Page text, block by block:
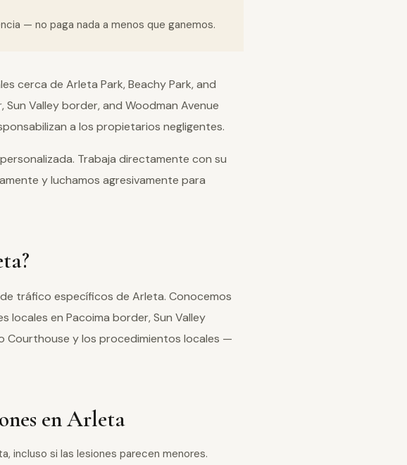
— no paga nada a menos que ganemos.
cerca de Arleta Park, Beachy Park, and
Valley border, and Woodman Avenue
a los propietarios negligentes.
Trabaja directamente con su
y luchamos agresivamente para
tráfico específicos de Arleta. Conocemos
locales en Pacoima border, Sun Valley
Courthouse y los procedimientos locales —
en Arleta
incluso si las lesiones parecen menores.